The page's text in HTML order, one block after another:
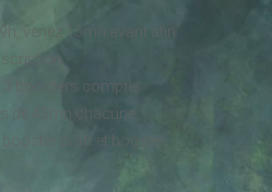
venez 15mn avant afin
3 boosters compris
de 45mn chacune
booster draft et booster